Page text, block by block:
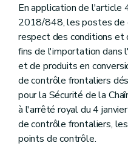
En application de l'article
2018/848, les postes de
respect des conditions et
fins de l'importation dans
et de produits en
de contrôle frontaliers
pour la Sécurité de la
à l'arrêté royal du 4
de contrôle frontaliers,
points de contrôle.